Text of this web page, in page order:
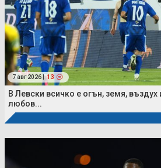
7 авг 2026 | 13
В Левски всичко е огън, земя,
любов...